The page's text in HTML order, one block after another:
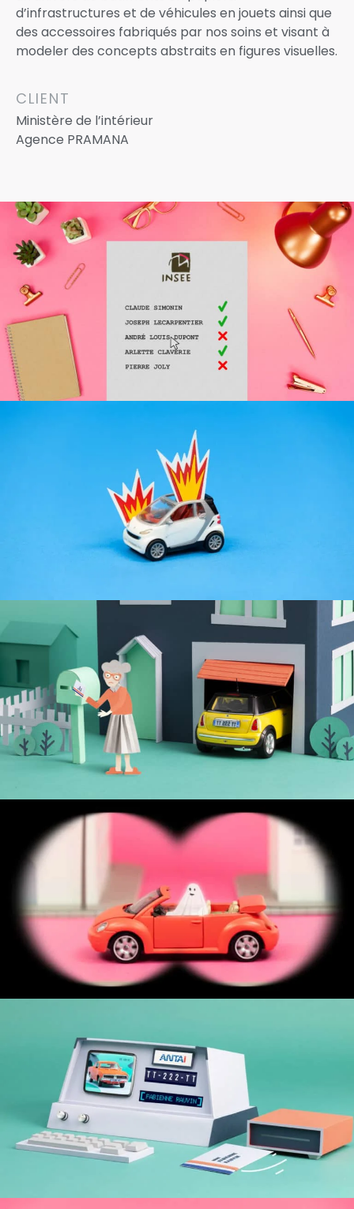
d’infrastructures et de véhicules en jouets ainsi que
des accessoires fabriqués par nos soins et visant à
modeler des concepts abstraits en figures visuelles.
CLIENT
Ministère de l’intérieur
Agence PRAMANA